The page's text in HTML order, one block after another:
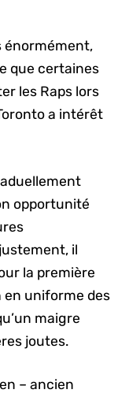
énormément,
que certaines
les Raps lors
a intérêt
opportunité
il
la première
en uniforme des
maigre
joutes.
– ancien